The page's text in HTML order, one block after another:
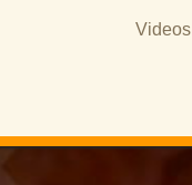
Videos